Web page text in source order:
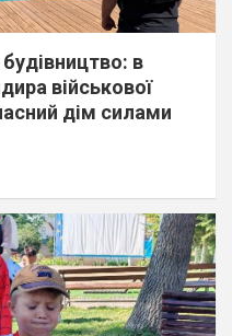
в
військової
дім силами